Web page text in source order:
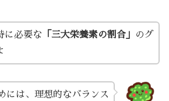
に必要な 「三大栄養素の割合」
のグ
には、理想的なバランス